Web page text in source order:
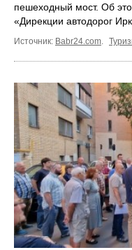
пешеходный мост. Об
«Дирекции автодорог
Источник: Babr24.com.